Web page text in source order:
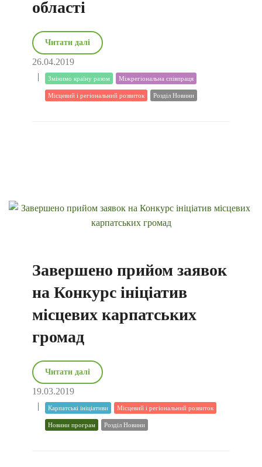
області
Читати далі
26.04.2019
Змінимо країну разом Міжрегіональна співпраця
Місцевий і регіональний розвиток Розділ Новини
Завершено прийом заявок
на Конкурс ініціатив
місцевих карпатських
громад
Читати далі
19.03.2019
Карпатські ініціативи Місцевий і регіональний розвиток
Новини програм Розділ Новини